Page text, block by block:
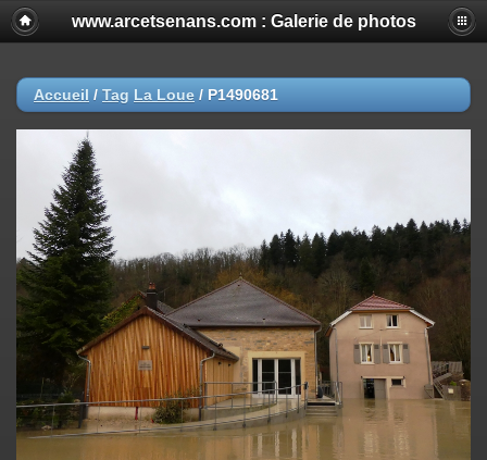
www.arcetsenans.com : Galerie de photos
Accueil / Tag La Loue / P1490681